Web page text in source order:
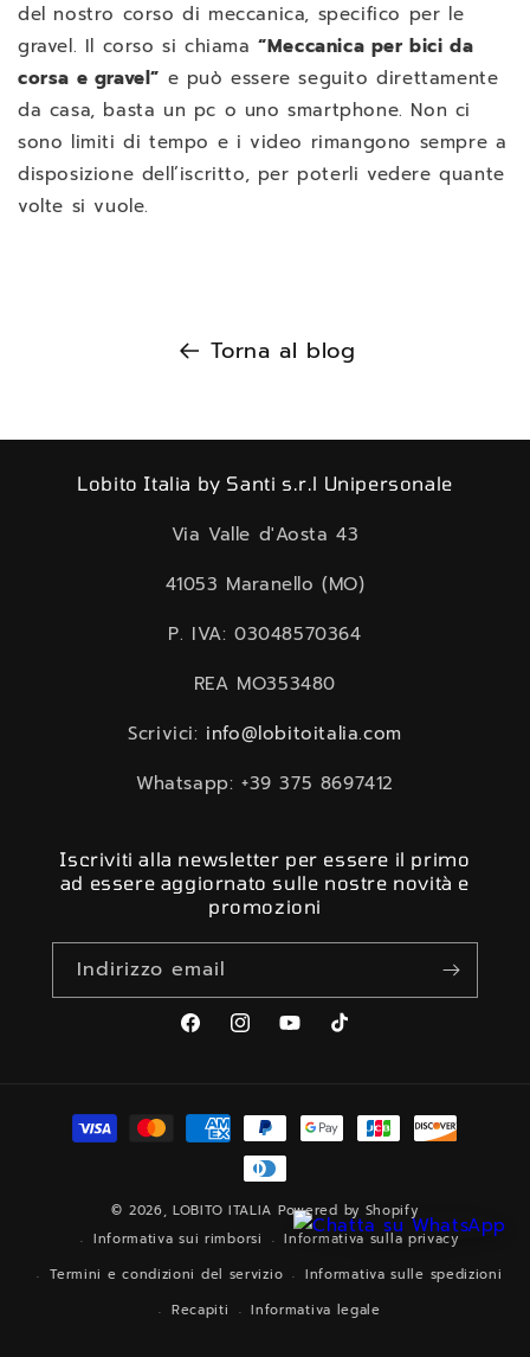
del nostro corso di meccanica, specifico per le
gravel. Il corso si chiama “Meccanica per bici da
corsa e gravel” e può essere seguito direttamente
da casa, basta un pc o uno smartphone. Non ci
sono limiti di tempo e i video rimangono sempre a
disposizione dell’iscritto, per poterli vedere quante
volte si vuole.
Torna al blog
Lobito Italia by Santi s.r.l Unipersonale
Via Valle d'Aosta 43
41053 Maranello (MO)
P. IVA: 03048570364
REA MO353480
Scrivici: info@lobitoitalia.com
Whatsapp: +39 375 8697412
Iscriviti alla newsletter per essere il primo
ad essere aggiornato sulle nostre novità e
promozioni
Indirizzo email
FacebookInstagramYouTubeTikTok
Metodi
© 2026,LOBITO ITALIA Powered by Shopify
Informativa sui rimborsi
Informativa sulla privacy
Termini e condizioni del servizio
Informativa sulle spedizioni
Recapiti
Informativa legale